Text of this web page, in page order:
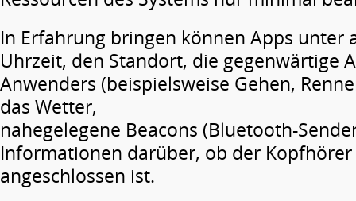
In Erfahrung bringen können Apps unter
Uhrzeit, den Standort, die gegenwärtige
Anwenders (beispielsweise Gehen,
das Wetter,
nahegelegene Beacons (Bluetooth-
Informationen darüber, ob der
angeschlossen ist.